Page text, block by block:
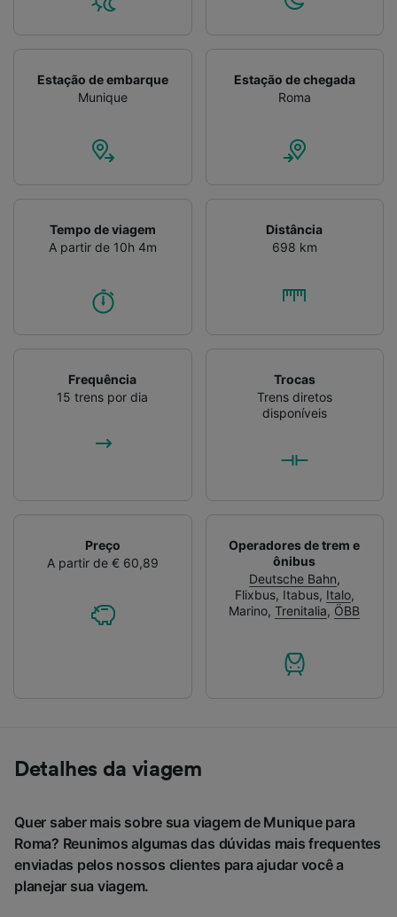
Estação de embarque
Munique
Estação de chegada
Roma
Tempo de viagem
A partir de 10h 4m
Distância
698 km
Frequência
15 trens por dia
Trocas
Trens diretos
disponíveis
Preço
A partir de € 60,89
Operadores de trem e
ônibus
Deutsche Bahn,
Flixbus, Itabus, Italo,
Marino,Trenitalia, ÖBB
Detalhes da viagem
Quer saber mais sobre sua viagem de Munique para
Roma? Reunimos algumas das dúvidas mais frequentes
enviadas pelos nossos clientes para ajudar você a
planejar sua viagem.
Verificar ativamente as características do
dispositivo para identificação. Armazenar e/ou
acessar informações em um dispositivo.
medição de publicidade e conteúdo, pesquisa
de público e desenvolvimento de serviços..
Lista de parceiros (fornecedores)